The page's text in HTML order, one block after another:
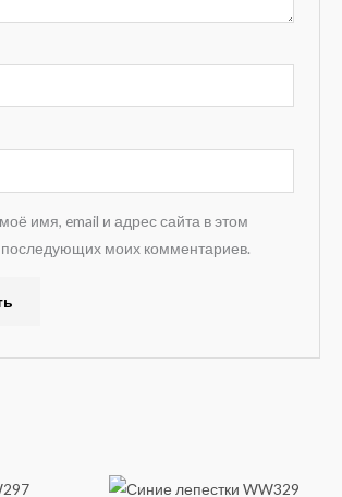
имя, email и адрес сайта в этом
последующих моих комментариев.